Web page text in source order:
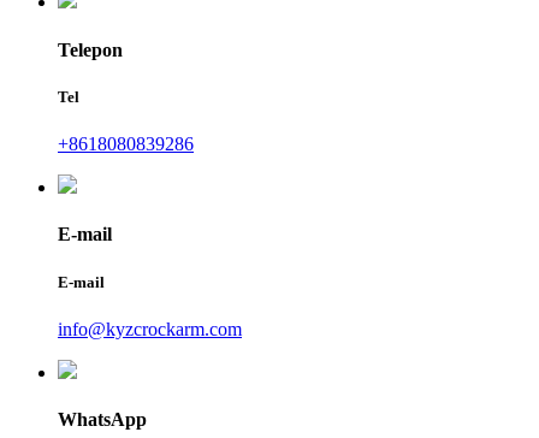
Telepon
Tel
+8618080839286
E-mail
E-mail
info@kyzcrockarm.com
WhatsApp